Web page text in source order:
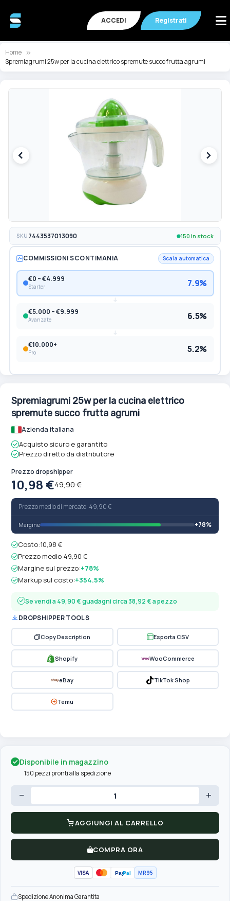
ACCEDI Registrati
Home
Spremiagrumi 25w per la cucina elettrico spremute succo frutta agrumi
Vai
immagini
Vai
SKU 7443537013090 150 in stock
COMMISSIONI SCONTIMANIA Scala automatica
€0 – €4.999
Starter 7.9%
€5.000 – €9.999
Avanzate 6.5%
€10.000+
Pro 5.2%
Spremiagrumi 25w per la cucina elettrico
spremute succo frutta agrumi
Azienda italiana
Acquisto sicuro e garantito
Prezzo diretto da distributore
Prezzo dropshipper
10,98 €49,90 €
Prezzo medio di mercato: 49,90 €
Margine +78%
Costo:10,98 €
Prezzo medio:49,90 €
Margine sul prezzo:+78%
Markup sul costo:+354.5%
Se vendi a 49,90 € guadagni circa 38,92 € a pezzo
DROPSHIPPER TOOLS
Copy Description Esporta CSV
Shopify WooCommerce
eBay TikTok Shop
Temu
Disponibile in magazzino
150 pezzi pronti alla spedizione
− +
AGGIUNGI AL CARRELLO
COMPRA ORA
VISA PayPal MR95
Spedizione Anonima Garantita